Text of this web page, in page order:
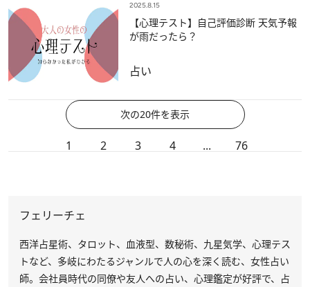
2025.8.15
【心理テスト】自己評価診断 天気予報
が雨だったら？
占い
次の20件を表示
1 2 3 4 ... 76
フェリーチェ
西洋占星術、タロット、血液型、数秘術、九星気学、心理テス
トなど、多岐にわたるジャンルで人の心を深く読む、女性占い
師。会社員時代の同僚や友人への占い、心理鑑定が好評で、占